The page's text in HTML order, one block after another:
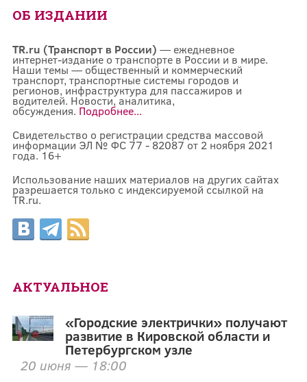
ОБ ИЗДАНИИ
TR.ru (Транспорт в России) — ежедневное
интернет-издание о транспорте в России и в мире.
Наши темы — общественный и коммерческий
транспорт, транспортные системы городов и
регионов, инфраструктура для пассажиров и
водителей. Новости, аналитика,
обсуждения. Подробнее...
Свидетельство о регистрации средства массовой
информации ЭЛ № ФС 77 - 82087 от 2 ноября 2021
года. 16+
Использование наших материалов на других сайтах
разрешается только с индексируемой ссылкой на
TR.ru.
АКТУАЛЬНОЕ
«Городские электрички» получают
развитие в Кировской области и
Петербургском узле
20 июня — 18:00